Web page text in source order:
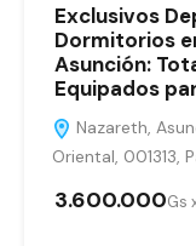
Exclusivos
Dormitorios
Asunción:
Equipados
Nazareth,
Oriental, 001313,
3.600.000Gs